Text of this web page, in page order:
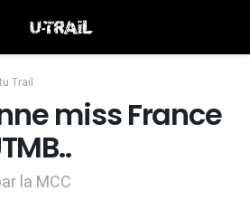
Trail
miss France
la MCC